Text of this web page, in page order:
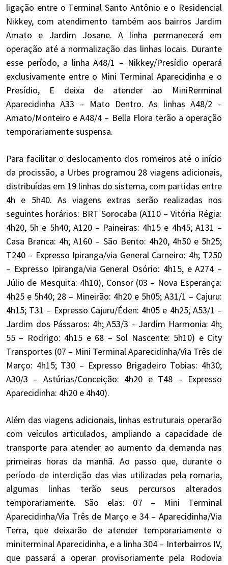
ligação entre o Terminal Santo Antônio e o Residencial
Nikkey, com atendimento também aos bairros Jardim
Amato e Jardim Josane. A linha permanecerá em
operação até a normalização das linhas locais. Durante
esse período, a linha A48/1 – Nikkey/Presídio operará
exclusivamente entre o Mini Terminal Aparecidinha e o
Presídio, E deixa de atender ao MiniRerminal
Aparecidinha A33 – Mato Dentro. As linhas A48/2 –
Amato/Monteiro e A48/4 – Bella Flora terão a operação
temporariamente suspensa.
Para facilitar o deslocamento dos romeiros até o início
da procissão, a Urbes programou 28 viagens adicionais,
distribuídas em 19 linhas do sistema, com partidas entre
4h e 5h40. As viagens extras serão realizadas nos
seguintes horários: BRT Sorocaba (A110 – Vitória Régia:
4h20, 5h e 5h40; A120 – Paineiras: 4h15 e 4h45; A131 –
Casa Branca: 4h; A160 – São Bento: 4h20, 4h50 e 5h25;
T240 – Expresso Ipiranga/via General Carneiro: 4h; T250
– Expresso Ipiranga/via General Osório: 4h15, e A274 –
Júlio de Mesquita: 4h10), Consor (03 – Nova Esperança:
4h25 e 5h40; 28 – Mineirão: 4h20 e 5h05; A31/1 – Cajuru:
4h15; T31 – Expresso Cajuru/Éden: 4h05 e 4h25; A53/1 –
Jardim dos Pássaros: 4h; A53/3 – Jardim Harmonia: 4h;
55 – Rodrigo: 4h15 e 68 – Sol Nascente: 5h10) e City
Transportes (07 – Mini Terminal Aparecidinha/Via Três de
Março: 4h15; T30 – Expresso Brigadeiro Tobias: 4h30;
A30/3 – Astúrias/Conceição: 4h20 e T48 – Expresso
Aparecidinha: 4h20 e 4h40).
Além das viagens adicionais, linhas estruturais operarão
com veículos articulados, ampliando a capacidade de
transporte para atender ao aumento da demanda nas
primeiras horas da manhã. Ao passo que, durante o
período de interdição das vias utilizadas pela romaria,
algumas linhas terão seus percursos alterados
temporariamente. São elas: 07 – Mini Terminal
Aparecidinha/Via Três de Março e 34 – Aparecidinha/Via
Terra, que deixarão de atender temporariamente o
miniterminal Aparecidinha, e a linha 304 – Interbairros IV,
que passará a operar provisoriamente pela Rodovia